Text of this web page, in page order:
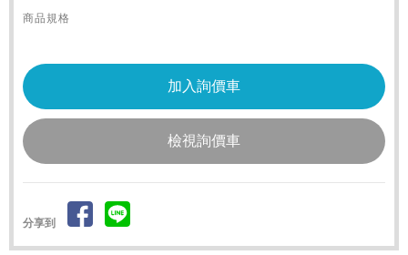
商品規格
檢視詢價車
分享到